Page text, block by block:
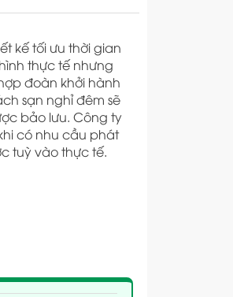
kế tối ưu thời gian
thực tế nhưng
đoàn khởi hành
sạn nghỉ đêm sẽ
bảo lưu. Công ty
có nhu cầu phát
tuỳ vào thực tế.